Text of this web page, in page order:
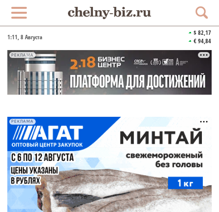
1:11, 8 Августа
$ 82,17
€ 94,84
РЕКЛАМА
РЕКЛАМА